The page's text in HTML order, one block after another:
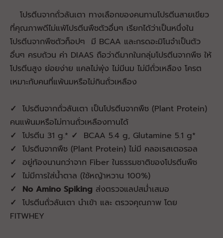
โปรตีนจากถั่วลันเตา ทางเลือกของคนทานโปรตีนสายเขียว
ที่คุณภาพดีไม่แพ้โปรตีนพืชตัวอื่นๆ เรียกได้ว่าเป็นหนึ่งใน
โปรตีนจากพืชตัวท็อปๆ มี BCAA และกรดอะมิโนจำเป็นตัว
อื่นๆ ครบถ้วน ค่า DIAAS ถือว่าดีมากในกลุ่มโปรตีนจากพืช ให้
โปรตีนสูง ย่อยง่าย แคลไม่พุ่ง ไม่มีนม ไม่มีถั่วเหลือง โครต
เหมาะกับคนที่แพ้นมหรือไม่กินถั่วเหลือง
✓ โปรตีนจากถั่วลันเตา เป็นโปรตีนจากพืช (Plant Protein)
คนแพ้นมหรือไม่ทานถั่วเหลืองทานได้
✓ โปรตีน 31 g.* ✓ BCAA 5.4 g, Glutamine 5.1 g*
✓ โปรตีนจากพืช (Plant Protein) ไม่มี คลอเรสเตอรอล
✓ อยู่ท้องนานกว่าจาก Fiber ในธรรมชาติของโปรตีนพืช
✓ ไม่มีการใส่น้ำตาล (ใช้หญ้าหวาน 100%)
✓
No Amino Spiking ส่งตรวจแลปสม่ำเสมอ
✓ โปรตีนถั่วลันเตา นำเข้า และ ตรวจคุณภาพ โดย
FITWHEY